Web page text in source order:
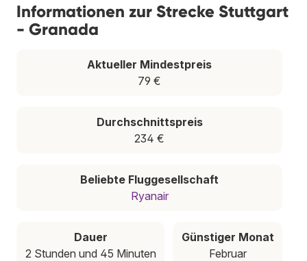
Informationen zur Strecke Stuttgart
- Granada
Aktueller Mindestpreis
79 €
Durchschnittspreis
234 €
Beliebte Fluggesellschaft
Ryanair
Dauer
2 Stunden und 45 Minuten
Günstiger Monat
Februar